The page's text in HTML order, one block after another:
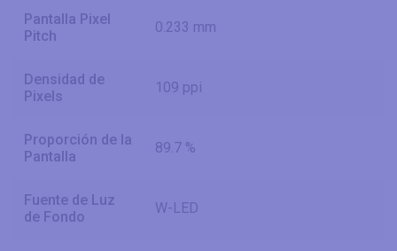
Pantalla Pixel
Pitch
0.233 mm
Densidad de
Pixels
109 ppi
Proporción de la
Pantalla
89.7 %
Fuente de Luz
de Fondo
W-LED